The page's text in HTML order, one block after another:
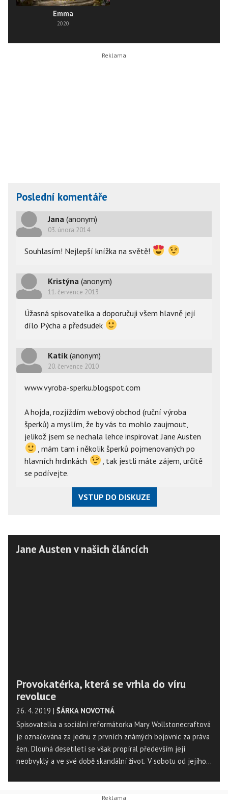
Emma
2020
Poslední komentáře
Jana (anonym)
03. února 2014
Souhlasím! Nejlepší knížka na světě!
Kristýna (anonym)
11. července 2013
Úžasná spisovatelka a doporučuji všem hlavně její
dílo Pýcha a předsudek
Katík (anonym)
20. července 2010
www.vyroba-sperku.blogspot.com
A hojda, rozjíždím webový obchod (ruční výroba
šperků) a myslím, že by vás to mohlo zaujmout,
jelikož jsem se nechala lehce inspirovat Jane Austen
, mám tam i několik šperků pojmenovaných po
hlavních hrdinkách
, tak jestli máte zájem, určitě
se podívejte.
VSTUP DO DISKUZE
Jane Austen v našich článcích
Provokatérka, která se vrhla do víru
revoluce
26. 4. 2019 | ŠÁRKA NOVOTNÁ
Spisovatelka a sociální reformátorka Mary Wollstonecraftová
je označována za jednu z prvních známých bojovnic za práva
žen. Dlouhá desetiletí se však propíral především její
neobvyklý a ve své době skandální život. V sobotu od jejího